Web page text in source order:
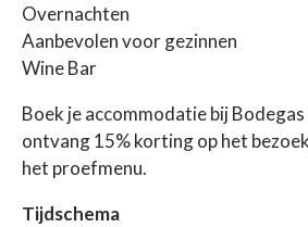
Overnachten
Aanbevolen voor gezinnen
Wine Bar
Boek je accommodatie bij
ontvang 15% korting op het
het proefmenu.
Tijdschema